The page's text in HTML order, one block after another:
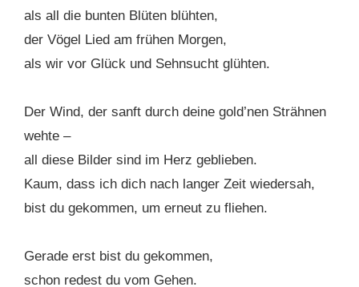
als all die bunten Blüten blühten,
der Vögel Lied am frühen Morgen,
als wir vor Glück und Sehnsucht glühten.
Der Wind, der sanft durch deine gold’nen Strähnen
wehte –
all diese Bilder sind im Herz geblieben.
Kaum, dass ich dich nach langer Zeit wiedersah,
bist du gekommen, um erneut zu fliehen.
Gerade erst bist du gekommen,
schon redest du vom Gehen.